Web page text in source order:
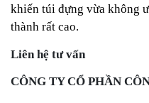
khiến túi đựng vừa không
thành rất cao.
Liên hệ tư vấn
CÔNG TY CỔ PHẦN